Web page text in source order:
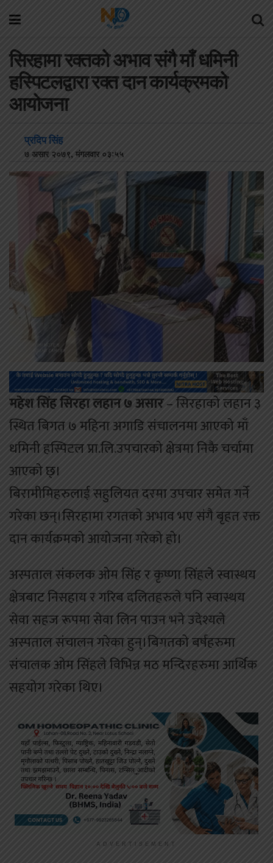
सिरहामा रक्तको अभाव संगै माँ धमिनी
हस्पिटलद्वारा रक्त दान कार्यक्रमको
आयोजना
प्रदिप सिंह
७ असार २०७९, मंगलवार ०३:५५
महेश सिंह सिरहा लहान ७ असार– सिरहाको लहान ३
स्थित बिगत ७ महिना अगाडि संचालनमा आएको माँ
धमिनी हस्पिटल प्रा.लि.उपचारको क्षेत्रमा निकै चर्चामा
आएको छ्।
बिरामीमिहरुलाई सहुलियत दरमा उपचार समेत गर्ने
गरेका छन्।सिरहामा रगतको अभाव भए संगै बृहत रक्त
दान कार्यक्रमको आयोजना गरेको हो।
अस्पताल संकलक ओम सिंह र कृष्णा सिंहले स्वास्थय
क्षेत्रबाट निसहाय र गरिब दलितहरुले पनि स्वास्थय
सेवा सहज रूपमा सेवा लिन पाउन भने उदेश्यले
अस्पताल संचालन गरेका हुन्।बिगतको बर्षहरुमा
संचालक ओम सिंहले विभिन्न मठ मन्दिरहरुमा आर्थिक
सहयोग गरेका थिए।
ADVERTISEMENT